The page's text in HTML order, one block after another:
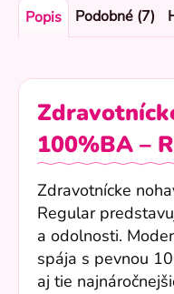
Popis Podobné (7)
100%BA –
Zdravotnícke
Regular
a odolnosti.
spája s pevnou
aj tie